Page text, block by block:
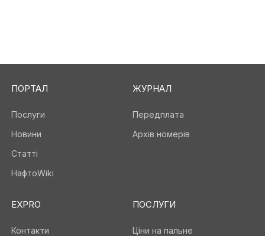
ПОРТАЛ
Послуги
Новини
Статті
НафтоWiki
ЖУРНАЛ
Передплата
Архів номерів
EXPRO
Контакти
ПОСЛУГИ
Ціни на пальне